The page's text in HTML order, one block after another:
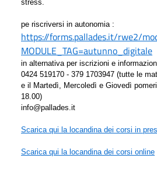
stress.
pe riscriversi in autonomia :
https://forms.pallades.it/rwe2/
MODULE_TAG=autunno_digitale
in alternativa per iscrizioni e
0424 519170 - 379 1703947 (tutte le
e il Martedì, Mercoledì e Giovedì
18.00)
info@pallades.it
Scarica qui la locandina dei corsi in
Scarica qui la locandina dei corsi online